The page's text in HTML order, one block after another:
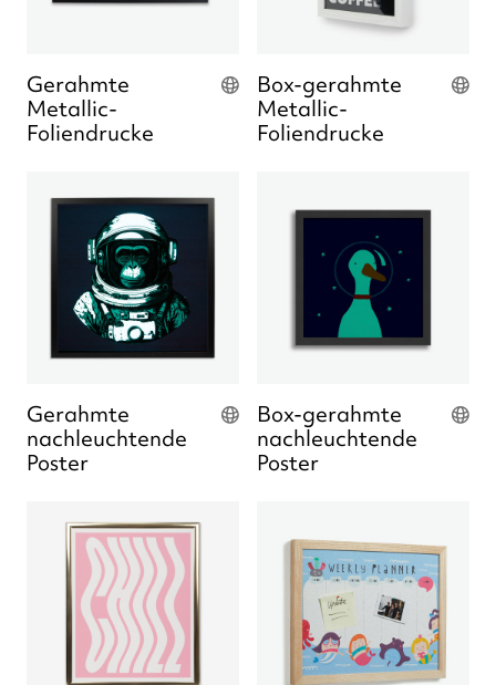
Gerahmte
Metallic-
Foliendrucke
Box-gerahmte
Metallic-
Foliendrucke
Gerahmte
nachleuchtende
Poster
Box-gerahmte
nachleuchtende
Poster